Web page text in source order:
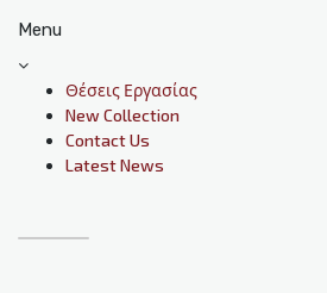
Menu
Θέσεις Εργασίας
New Collection
Contact Us
Latest News